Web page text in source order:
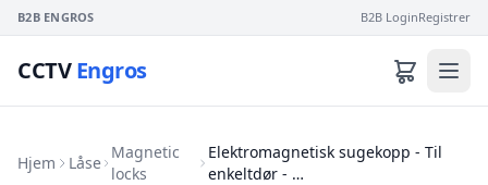
B2B ENGROS B2B LoginRegistrer
CCTVEngros
Hjem Låse
Magnetic
locks
Elektromagnetisk sugekopp - Til
enkeltdør - …